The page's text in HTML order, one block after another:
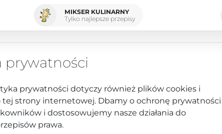
MIKSER KULINARNY
Tylko najlepsze przepisy
prywatności
prywatności dotyczy również plików cookies i
tej strony internetowej. Dbamy o ochronę prywatności
i dostosowujemy nasze działania do
prawa.